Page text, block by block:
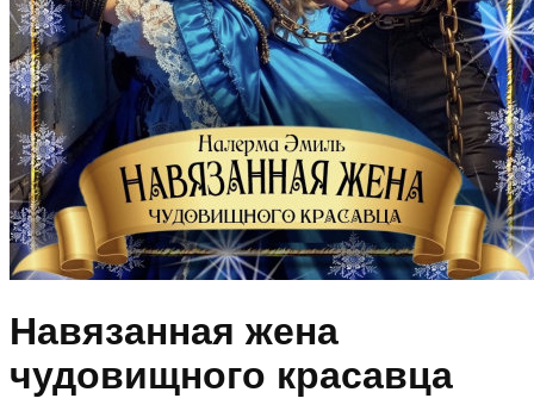
Навязанная жена
чудовищного красавца